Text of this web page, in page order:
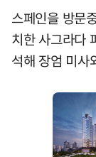
스페인을 방문
치한 사그라다
석해 장엄 미사